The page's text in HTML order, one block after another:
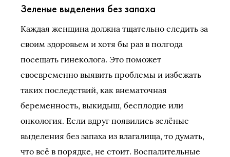
Зеленые выделения без запаха
Каждая женщина должна тщательно следить за
своим здоровьем и хотя бы раз в полгода
посещать гинеколога. Это поможет
своевременно выявить проблемы и избежать
таких последствий, как внематочная
беременность, выкидыш, бесплодие или
онкология. Если вдруг появились зелёные
выделения без запаха из влагалища, то думать,
что всё в порядке, не стоит. Воспалительные